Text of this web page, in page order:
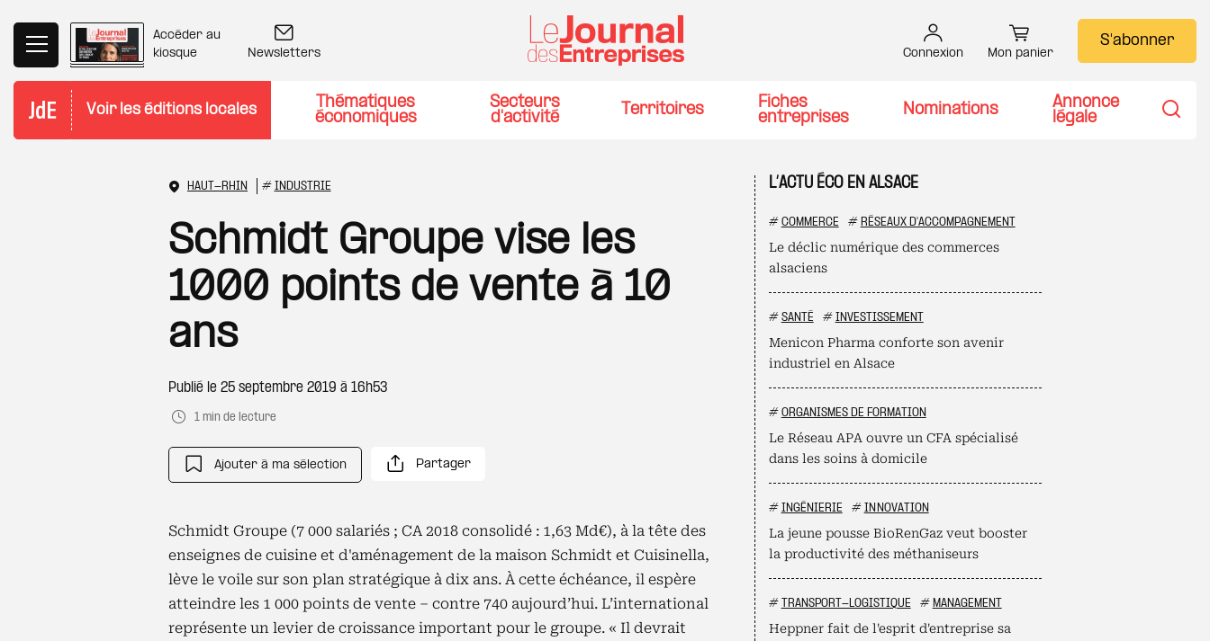
Accéder au
kiosque
Newsletters Connexion Mon panier
S'abonner
Voir les éditions locales
Thématiques
économiques
Secteurs
d'activité
Territoires
Fiches
entreprises
Nominations
Annonce
légale
HAUT-RHIN # INDUSTRIE
Schmidt Groupe vise les
1000 points de vente à 10
ans
Publié le 25 septembre 2019 à 16h53
1 min de lecture
Ajouter à ma sélection Partager
Schmidt Groupe (7 000 salariés ; CA 2018 consolidé : 1,63 Md€), à la tête des
enseignes de cuisine et d'aménagement de la maison Schmidt et Cuisinella,
lève le voile sur son plan stratégique à dix ans. À cette échéance, il espère
atteindre les 1 000 points de vente – contre 740 aujourd’hui. L’international
représente un levier de croissance important pour le groupe. « Il devrait
L’ACTU ÉCO EN ALSACE
# COMMERCE # RÉSEAUX D'ACCOMPAGNEMENT
Le déclic numérique des commerces
alsaciens
# SANTÉ # INVESTISSEMENT
Menicon Pharma conforte son avenir
industriel en Alsace
# ORGANISMES DE FORMATION
Le Réseau APA ouvre un CFA spécialisé
dans les soins à domicile
# INGÉNIERIE # INNOVATION
La jeune pousse BioRenGaz veut booster
la productivité des méthaniseurs
# TRANSPORT-LOGISTIQUE # MANAGEMENT
Heppner fait de l'esprit d'entreprise sa